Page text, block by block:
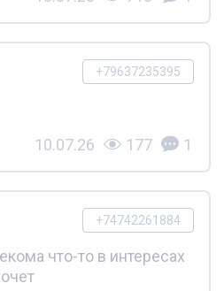
+79637235395
10.07.26 177 1
+74742261884
что-то в интересах